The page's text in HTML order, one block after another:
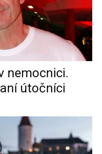
nemocnici.
útočníci